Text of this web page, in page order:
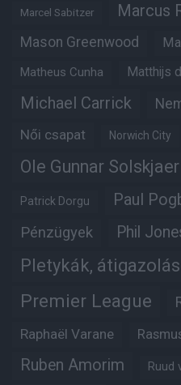
Marcel Sabitzer Marcus
Mason Greenwood
Matheus Cunha Matthijs
Michael Carrick
Női csapat Norwich City
Ole Gunnar Solskjaer
Patrick Dorgu Paul
Pénzügyek Phil
Pletykák,
Premier League
Raphaël Varane
Ruben Amorim Ruud